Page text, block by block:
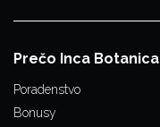
Prečo Inca Botanica
Poradenstvo
Bonusy